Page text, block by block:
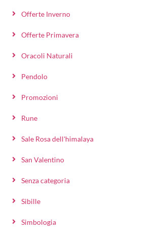
Offerte Inverno
Offerte Primavera
Oracoli Naturali
Pendolo
Promozioni
Rune
Sale Rosa dell'himalaya
San Valentino
Senza categoria
Sibille
Simbologia